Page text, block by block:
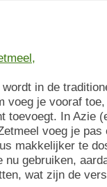
in de
voeg je vooraf
toevoegt. In Azie
voeg je
makkelijker te
gebruiken,
wat zijn de